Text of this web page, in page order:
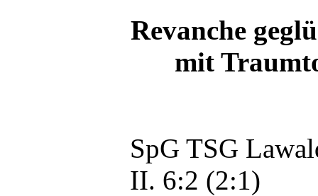
Revanche
mit
SpG TSG
II. 6:2 (2:1)